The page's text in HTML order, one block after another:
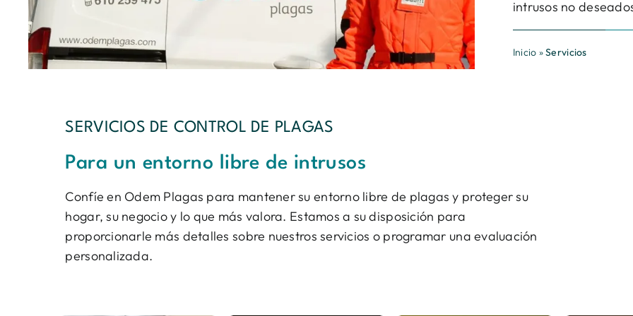
intrusos no
Inicio »Servicios
SERVICIOS DE CONTROL DE PLAGAS
Para un entorno libre de intrusos
Confíe en Odem Plagas para mantener su entorno libre de plagas y proteger su
hogar, su negocio y lo que más valora. Estamos a su disposición para
proporcionarle más detalles sobre nuestros servicios o programar una evaluación
personalizada.